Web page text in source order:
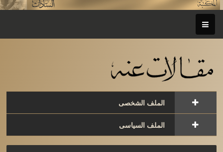
الملف الشخصى
الملف السياسى